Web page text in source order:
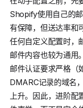
Shopify使用自己的
有保障，但送达率和
任何自定义配置时，
邮件内容也较为通用
邮件认证要求严格（
DMARC记录的域名
上升。因此，进阶配